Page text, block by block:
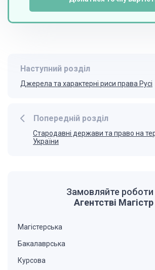
Попередній розділ
Стародавні держави та право на
України
Наступний розділ
Джерела та характерні риси права Русі
Замовляйте роботи
Агентстві Магістр
Магістерська
Бакалаврська
Курсова